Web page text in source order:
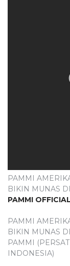
PAMMI
BIKIN MUNAS
PAMMI
PAMMI
BIKIN MUNAS
PAMMI
INDONESIA)